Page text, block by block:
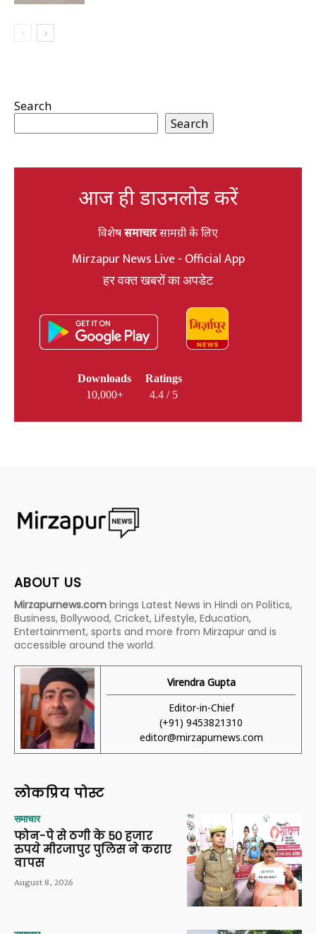
Search
Search
आज ही डाउनलोड करें
विशेषसमाचारसामग्री के लिए
Mirzapur News Live - Official App
हर वक्त खबरों का अपडेट
Downloads
10,000+
Ratings
4.4 / 5
ABOUT US
Mirzapurnews.com brings Latest News in Hindi on Politics,
Business, Bollywood, Cricket, Lifestyle, Education,
Entertainment, sports and more from Mirzapur and is
accessible around the world.
Virendra Gupta
Editor-in-Chief
(+91) 9453821310
editor@mirzapurnews.com
लोकप्रिय पोस्ट
समाचार
फोन-पे से ठगी के 50 हजार
रुपये मीरजापुर पुलिस ने कराए
वापस
August 8, 2026